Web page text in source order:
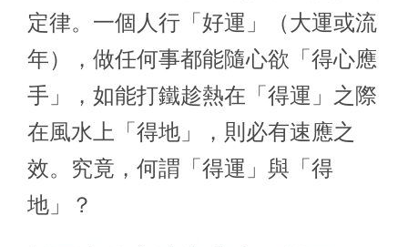
定律。一個人行「好運」（大運或流
年），做任何事都能隨心欲「得心應
手」，如能打鐵趁熱在「得運」之際
在風水上「得地」，則必有速應之
效。究竟，何謂「得運」與「得
地」？